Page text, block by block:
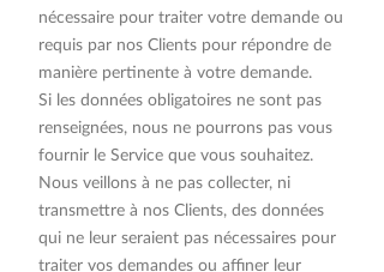
nécessaire pour traiter votre demande ou
requis par nos Clients pour répondre de
manière pertinente à votre demande.
Si les données obligatoires ne sont pas
renseignées, nous ne pourrons pas vous
fournir le Service que vous souhaitez.
Nous veillons à ne pas collecter, ni
transmettre à nos Clients, des données
qui ne leur seraient pas nécessaires pour
traiter vos demandes ou affiner leur